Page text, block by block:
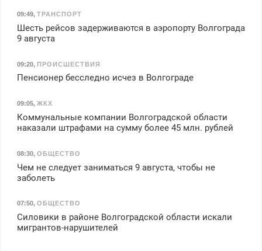
09:49, ТРАНСПОРТ
Шесть рейсов задерживаются в аэропорту Волгограда
9 августа
09:20, ПРОИСШЕСТВИЯ
Пенсионер бесследно исчез в Волгограде
09:05, ЖКХ
Коммунальные компании Волгоградской области
наказали штрафами на сумму более 45 млн. рублей
08:30, ОБЩЕСТВО
Чем не следует заниматься 9 августа, чтобы не
заболеть
07:50, ОБЩЕСТВО
Силовики в районе Волгоградской области искали
мигрантов-нарушителей